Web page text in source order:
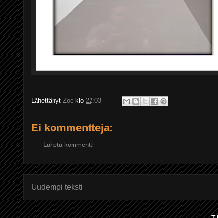
Lähettänyt Zoe klo 22:03
Ei kommentteja:
Lähetä kommentti
Uudempi teksti